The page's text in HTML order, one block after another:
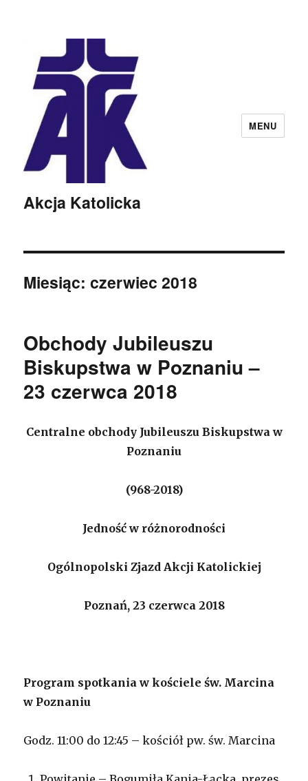
Akcja Katolicka
MENU
Miesiąc:czerwiec 2018
Obchody Jubileuszu
Biskupstwa w Poznaniu –
23 czerwca 2018
Centralne obchody Jubileuszu Biskupstwa w
Poznaniu
(968-2018)
Jedność w różnorodności
Ogólnopolski Zjazd Akcji Katolickiej
Poznań, 23 czerwca 2018
Program spotkania w kościele św. Marcina
w Poznaniu
Godz. 11:00 do 12:45 – kościół pw. św. Marcina